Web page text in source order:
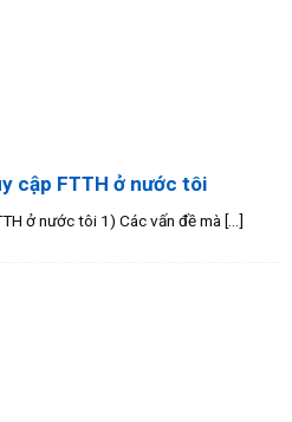
cập FTTH ở nước tôi
ở nước tôi 1) Các vấn đề mà [...]